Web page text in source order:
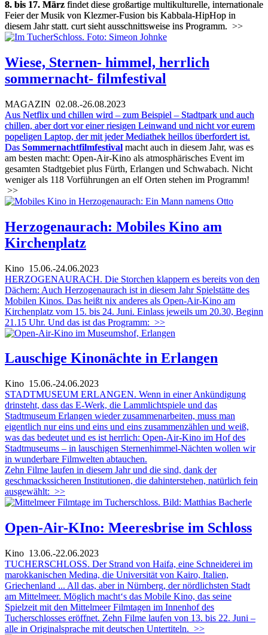
8. bis 17. März findet diese großartige multikulturelle, internationale
Feier der Musik von Klezmer-Fusion bis Kabbala-HipHop in
diesem Jahr statt. curt sieht ausschnittsweise ins Programm. >>
Wiese, Sternen- himmel, herrlich
sommernacht- filmfestival
MAGAZIN 02.08.-26.08.2023
Aus Netflix und chillen wird – zum Beispiel – Stadtpark und auch
chillen, aber dort vor einer riesigen Leinwand und nicht vor eurem
popeligen Laptop, der mit jeder Mediathek heillos überfordert ist.
Das Sommernachtfilmfestival macht auch in diesem Jahr, was es
am besten macht: Open-Air-Kino als atmosphärisches Event im
gesamten Stadtgebiet plus Fürth, Erlangen und Schwabach. Nicht
weniger als 118 Vorführungen an elf Orten stehen im Programm!
>>
Herzogenaurach: Mobiles Kino am
Kirchenplatz
Kino 15.06.-24.06.2023
HERZOGENAURACH. Die Storchen klappern es bereits von den
Dächern: Auch Herzogenaurach ist in diesem Jahr Spielstätte des
Mobilen Kinos. Das heißt nix anderes als Open-Air-Kino am
Kirchenplatz vom 15. bis 24. Juni. Einlass jeweils um 20.30, Beginn
21.15 Uhr. Und das ist das Programm: >>
Lauschige Kinonächte in Erlangen
Kino 15.06.-24.06.2023
STADTMUSEUM ERLANGEN. Wenn in einer Ankündigung
drinsteht, dass das E-Werk, die Lammlichtspiele und das
Stadtmuseum Erlangen wieder zusammenarbeiten, muss man
eigentlich nur eins und eins und eins zusammenzählen und weiß,
was das bedeutet und es ist herrlich: Open-Air-Kino im Hof des
Stadtmuseums – in lauschigen Sternenhimmel-Nächten wollen wir
in wunderbare Filmwelten abtauchen.
Zehn Filme laufen in diesem Jahr und die sind, dank der
geschmackssicheren Institutionen, die dahinterstehen, natürlich fein
ausgewählt: >>
Open-Air-KIno: Meeresbrise im Schloss
Kino 13.06.-22.06.2023
TUCHERSCHLOSS. Der Strand von Haifa, eine Schneiderei im
marokkanischen Medina, die Universität von Kairo, Italien,
Griechenland ... All das, aber in Nürnberg, der nördlichsten Stadt
am Mittelmeer. Möglich macht‘s das Mobile Kino, das seine
Spielzeit mit den Mittelmeer Filmtagen im Innenhof des
Tucherschlosses eröffnet. Zehn Filme laufen von 13. bis 22. Juni –
alle in Originalsprache mit deutschen Untertiteln. >>